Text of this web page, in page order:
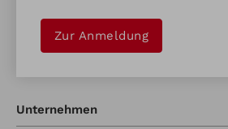
Zur Anmeldung
Unternehmen